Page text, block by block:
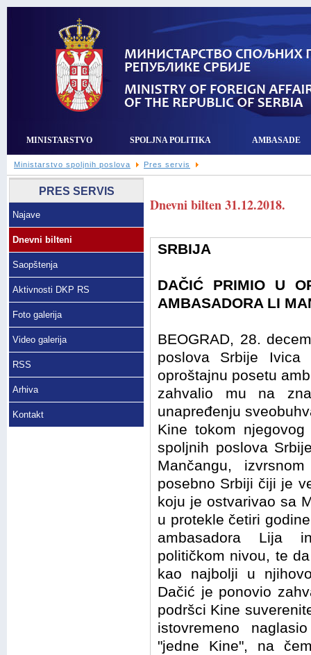
MINISTARSTVO SPOLJNA POLITIKA AMBASADE
Ministarstvo spoljnih poslova Pres servis
PRES SERVIS
Najave
Dnevni bilteni
Saopštenja
Aktivnosti DKP RS
Foto galerija
Video galerija
RSS
Arhiva
Kontakt
Dnevni bilten 31.12.2018.
SRBIJA
DAČIĆ PRIMIO U
AMBASADORA LI
BEOGRAD, 28.
poslova Srbije
oproštajnu posetu
zahvalio mu na
unapređenju
Kine tokom
spoljnih poslova
Mančangu,
posebno Srbiji čiji je
koju je ostvarivao sa
u protekle četiri
ambasadora Lija
političkom nivou, te
kao najbolji u
Dačić je ponovio
podršci Kine
istovremeno
"jedne Kine", na